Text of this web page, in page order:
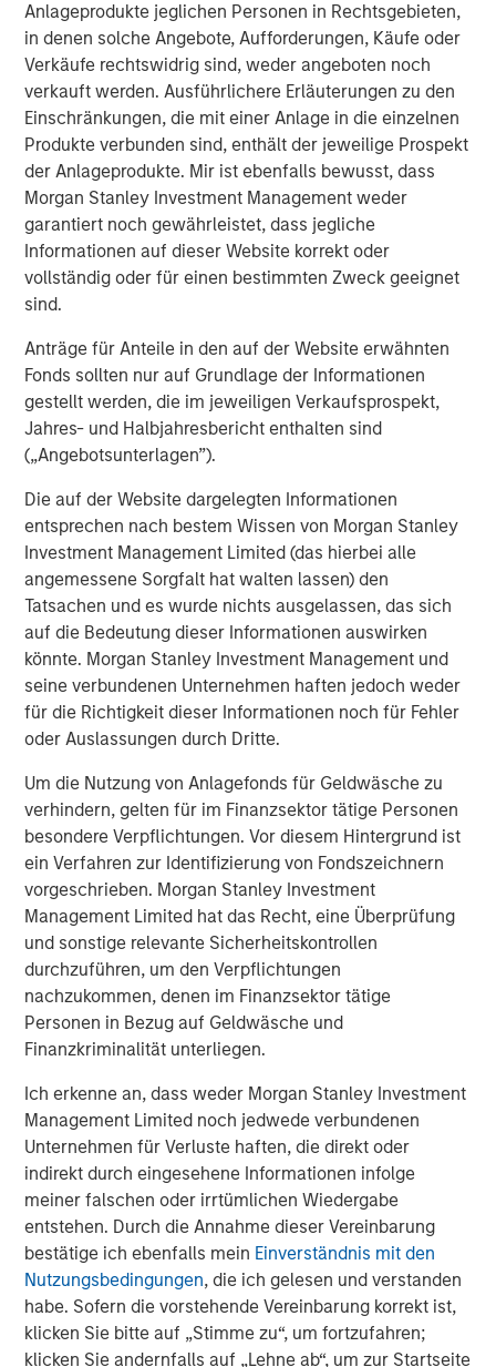
Anlageprodukte jeglichen Personen in Rechtsgebieten,
in denen solche Angebote, Aufforderungen, Käufe oder
Verkäufe rechtswidrig sind, weder angeboten noch
verkauft werden. Ausführlichere Erläuterungen zu den
Einschränkungen, die mit einer Anlage in die einzelnen
Produkte verbunden sind, enthält der jeweilige Prospekt
der Anlageprodukte. Mir ist ebenfalls bewusst, dass
Morgan Stanley Investment Management weder
garantiert noch gewährleistet, dass jegliche
Informationen auf dieser Website korrekt oder
vollständig oder für einen bestimmten Zweck geeignet
sind.
Anträge für Anteile in den auf der Website erwähnten
Fonds sollten nur auf Grundlage der Informationen
gestellt werden, die im jeweiligen Verkaufsprospekt,
Jahres- und Halbjahresbericht enthalten sind
(„Angebotsunterlagen”).
Die auf der Website dargelegten Informationen
entsprechen nach bestem Wissen von Morgan Stanley
Investment Management Limited (das hierbei alle
angemessene Sorgfalt hat walten lassen) den
Tatsachen und es wurde nichts ausgelassen, das sich
auf die Bedeutung dieser Informationen auswirken
könnte. Morgan Stanley Investment Management und
seine verbundenen Unternehmen haften jedoch weder
für die Richtigkeit dieser Informationen noch für Fehler
oder Auslassungen durch Dritte.
Um die Nutzung von Anlagefonds für Geldwäsche zu
verhindern, gelten für im Finanzsektor tätige Personen
besondere Verpflichtungen. Vor diesem Hintergrund ist
ein Verfahren zur Identifizierung von Fondszeichnern
vorgeschrieben. Morgan Stanley Investment
Management Limited hat das Recht, eine Überprüfung
und sonstige relevante Sicherheitskontrollen
durchzuführen, um den Verpflichtungen
nachzukommen, denen im Finanzsektor tätige
Personen in Bezug auf Geldwäsche und
Finanzkriminalität unterliegen.
Ich erkenne an, dass weder Morgan Stanley Investment
Management Limited noch jedwede verbundenen
Unternehmen für Verluste haften, die direkt oder
indirekt durch eingesehene Informationen infolge
meiner falschen oder irrtümlichen Wiedergabe
entstehen. Durch die Annahme dieser Vereinbarung
bestätige ich ebenfalls mein Einverständnis mit den
Nutzungsbedingungen, die ich gelesen und verstanden
habe. Sofern die vorstehende Vereinbarung korrekt ist,
klicken Sie bitte auf „Stimme zu“, um fortzufahren;
klicken Sie andernfalls auf „Lehne ab“, um zur Startseite
The fundamental question each portfolio manager (PM)
must answer is whether the factors in question can
significantly impair or enhance the company’s long-term
returns on operating capital employed, our primary
quality metric.
Display 1: ESG is Assessed by the Investment
Team Directly
Proprietary ESG MRI (Material Risk Indicator)
Analysis
Source: Morgan Stanley Investment Management. The views and
opinions expressed herein are those of the portfolio
management team, are not representative of the Firm as a
whole, and are subject to change at any time due to market or
economic conditions. There is no assurance that a portfolio will
work under all market conditions.
PMs are the ones who undertake the MRIs analysis as
they best know the companies and industries. While we
do use third-party ESG data for some of the inputs, this is
a supplement to the analysis performed by the PMs.
The MRI is designed to better capture risks and
opportunities for the companies we invest, which should
further enhance our ability to manage downside risk as
well as increase the potential for long-term
How it works
Each company is assigned a score from A through to E,
with A being the highest score attainable. To determine
this score, foreach company, the relevant PM identifies
and records the following:
Key ESG risk(s), for example product safety or data
security
ESG opportunities, such as technology solutions for